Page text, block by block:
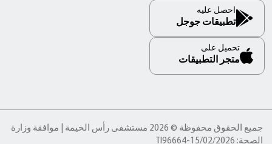
احصل عليه
تطبيقات جوجل
تحميل على
متجر التطبيقات
جميع الحقوق محفوظة © 2026 مستشفى رأس الخيمة | موافقة وزارة
الصحة: TI96664-15/02/2026